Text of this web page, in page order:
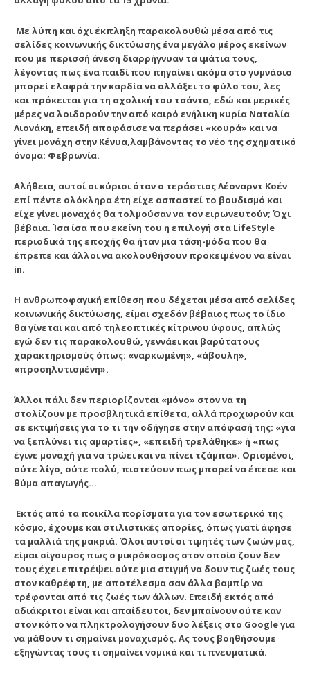
Με λύπη και όχι έκπληξη παρακολουθώ μέσα από τις
σελίδες κοινωνικής δικτύωσης ένα μεγάλο μέρος εκείνων
που με περισσή άνεση διαρρήγνυαν τα ιμάτια τους,
λέγοντας πως ένα παιδί που πηγαίνει ακόμα στο γυμνάσιο
μπορεί ελαφρά την καρδία να αλλάξει το φύλο του, λες
και πρόκειται για τη σχολική του τσάντα, εδώ και μερικές
μέρες να λοιδορούν την από καιρό ενήλικη κυρία Ναταλία
Λιονάκη, επειδή αποφάσισε να περάσει «κουρά» και να
γίνει μονάχη στην Κένυα,λαμβάνοντας το νέο της σχηματικό
όνομα: Φεβρωνία.
Αλήθεια, αυτοί οι κύριοι όταν ο τεράστιος Λέοναρντ Κοέν
επί πέντε ολόκληρα έτη είχε ασπαστεί το βουδισμό και
είχε γίνει μοναχός θα τολμούσαν να τον ειρωνευτούν; Όχι
βέβαια. Ίσα ίσα που εκείνη του η επιλογή στα LifeStyle
περιοδικά της εποχής θα ήταν μια τάση-μόδα που θα
έπρεπε και άλλοι να ακολουθήσουν προκειμένου να είναι
in.
Η ανθρωποφαγική επίθεση που δέχεται μέσα από σελίδες
κοινωνικής δικτύωσης, είμαι σχεδόν βέβαιος πως το ίδιο
θα γίνεται και από τηλεοπτικές κίτρινου ύφους, απλώς
εγώ δεν τις παρακολουθώ, γεννάει και βαρύτατους
χαρακτηρισμούς όπως: «ναρκωμένη», «άβουλη»,
«προσηλυτισμένη».
Άλλοι πάλι δεν περιορίζονται «μόνο» στον να τη
στολίζουν με προσβλητικά επίθετα, αλλά προχωρούν και
σε εκτιμήσεις για το τι την οδήγησε στην απόφασή της: «για
να ξεπλύνει τις αμαρτίες», «επειδή τρελάθηκε» ή «πως
έγινε μοναχή για να τρώει και να πίνει τζάμπα». Ορισμένοι,
ούτε λίγο, ούτε πολύ, πιστεύουν πως μπορεί να έπεσε και
θύμα απαγωγής…
Εκτός από τα ποικίλα πορίσματα για τον εσωτερικό της
κόσμο, έχουμε και στιλιστικές απορίες, όπως γιατί άφησε
τα μαλλιά της μακριά. Όλοι αυτοί οι τιμητές των ζωών μας,
είμαι σίγουρος πως ο μικρόκοσμος στον οποίο ζουν δεν
τους έχει επιτρέψει ούτε μια στιγμή να δουν τις ζωές τους
στον καθρέφτη, με αποτέλεσμα σαν άλλα βαμπίρ να
τρέφονται από τις ζωές των άλλων. Επειδή εκτός από
αδιάκριτοι είναι και απαίδευτοι, δεν μπαίνουν ούτε καν
στον κόπο να πληκτρολογήσουν δυο λέξεις στο Google για
να μάθουν τι σημαίνει μοναχισμός. Ας τους βοηθήσουμε
εξηγώντας τους τι σημαίνει νομικά και τι πνευματικά.